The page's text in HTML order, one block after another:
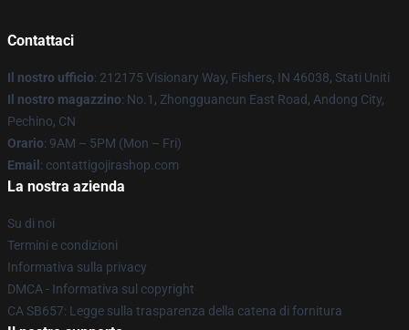
Contattaci
Il nostro ufficio: 212175 Visionary Way, Fishers, IN 46038, Stati Uniti
Il nostro magazzino: No.1, Zhongguancun East Road, Andong City,
Pechino, CN
Orario: 9AM – 5PM (Mon – Fri)
Email : contattigojirashop.com
La nostra azienda
Su di noi
Termini e condizioni
Informativa sulla privacy
DMCA - Informativa sul copyright
CA SB657: Legge sulla trasparenza della catena di fornitura